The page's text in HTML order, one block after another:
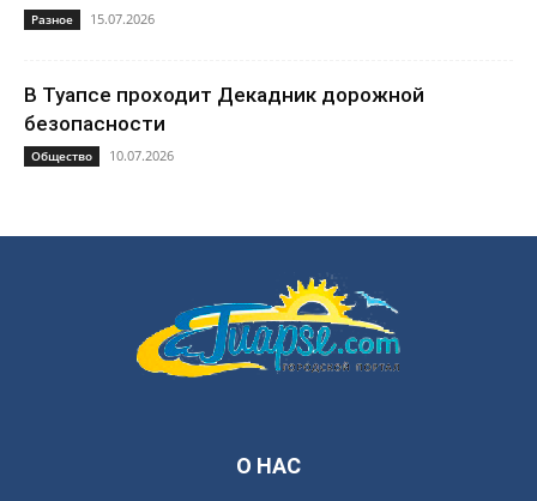
Разное 15.07.2026
В Туапсе проходит Декадник дорожной
безопасности
Общество 10.07.2026
О НАС